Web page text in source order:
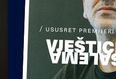
Miroslav Šantek